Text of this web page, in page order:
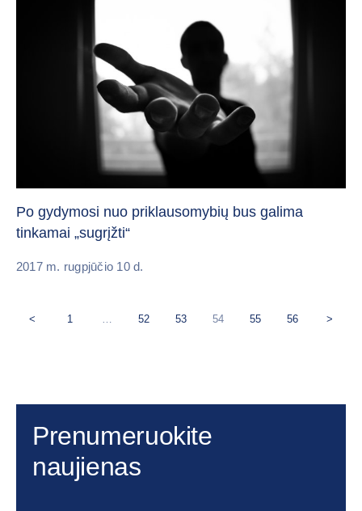
Po gydymosi nuo priklausomybių bus galima
tinkamai „sugrįžti“
2017 m. rugpjūčio 10 d.
< 1 … 52 53 54 55 56 >
Prenumeruokite
naujienas